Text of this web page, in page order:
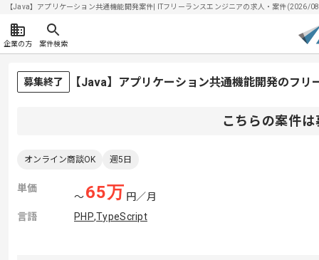
【Java】アプリケーション共通機能開発案件| ITフリーランスエンジニアの求人・案件(2026/
企業の方 案件検索
募集終了 【Java】アプリケーション共通機能開発のフリ
こちらの案件
オンライン商談OK 週5日
単価
〜65万 円／月
言語
PHP,TypeScript